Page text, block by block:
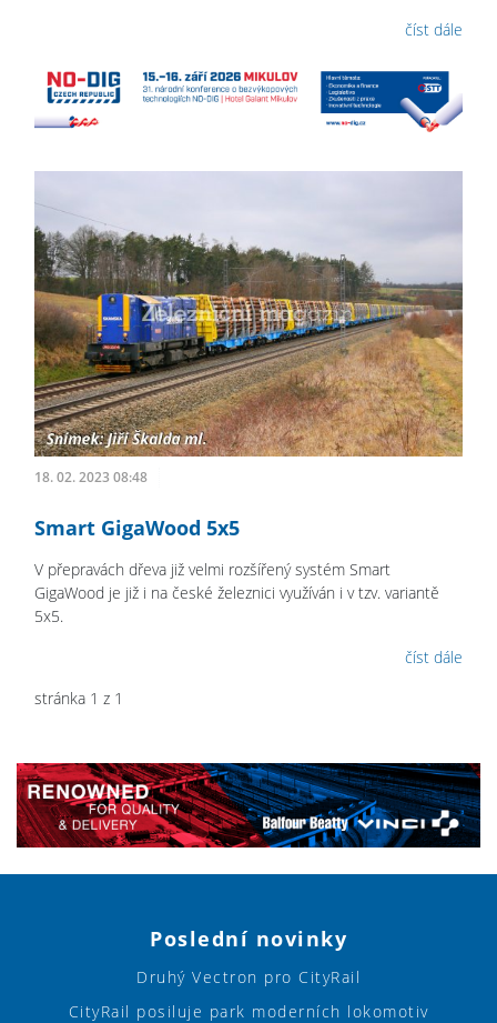
číst dále
18. 02. 2023 08:48
Smart GigaWood 5x5
V přepravách dřeva již velmi rozšířený systém Smart
GigaWood je již i na české železnici využíván i v tzv. variantě
5x5.
číst dále
stránka 1 z 1
Poslední novinky
Druhý Vectron pro CityRail
CityRail posiluje park moderních lokomotiv